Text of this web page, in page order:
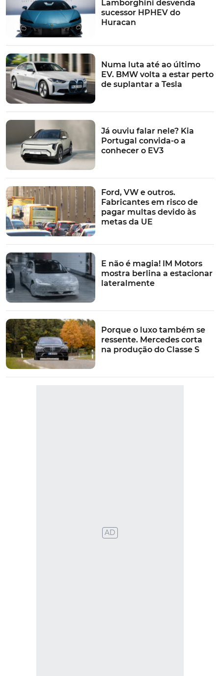
CES 2024VinFastVinFast Vf9VinFast VF320 mil euros
Lamborghini desvenda
sucessor HPHEV do
Huracan
Numa luta até ao último
EV. BMW volta a estar perto
de suplantar a Tesla
Já ouviu falar nele? Kia
Portugal convida-o a
conhecer o EV3
Ford, VW e outros.
Fabricantes em risco de
pagar multas devido às
metas da UE
E não é magia! IM Motors
mostra berlina a estacionar
lateralmente
Porque o luxo também se
ressente. Mercedes corta
na produção do Classe S